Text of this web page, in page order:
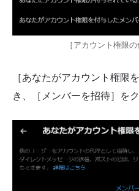
［アカウント権限
［あなたがアカウント権限
き、［メンバーを招待］を